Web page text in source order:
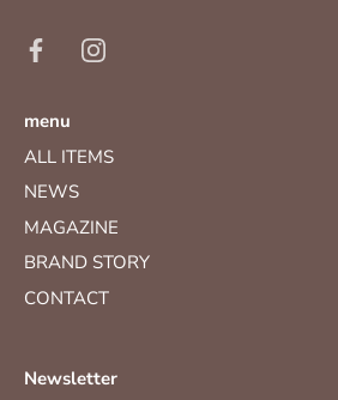
menu
ALL ITEMS
NEWS
MAGAZINE
BRAND STORY
CONTACT
Newsletter